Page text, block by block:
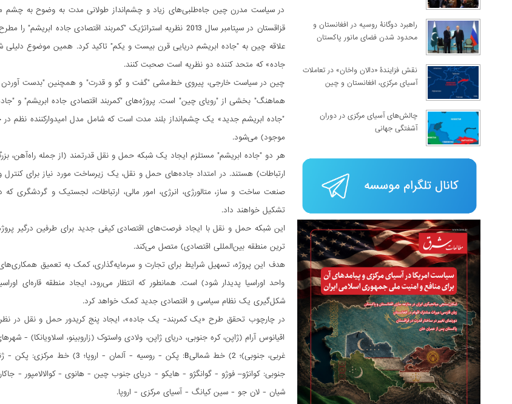
در سیاست مدرن چین جاه‌طلبی‌های زیاد و چشم‌انداز طولانی مدت به وضوح به
علاقه چین به "جاده ابریشم دریایی قرن بیست و یکم" تاکید کرد. همین موضوع دلیلی
جاده» که متحد کننده دو نظریه است صحبت کنند.
چین در سیاست خارجی، پیروی خط‌مشی "گفت و گو و قدرت" و همچنین "بدست آوردن
هماهنگ" بخشی از "رویای چین" است. پروژه‌های "کمربند اقتصادی جاده ابریشم" و
"جاده ابریشم جدید» یک چشم‌انداز بلند مدت است که شامل مدل امیدوارکننده نظم در
موجود) می‌شود.
هر دو "جاده ابریشم" مستلزم ایجاد یک شبکه حمل و نقل قدرتمند (از جمله راه‌آهن،
ارتباطات) هستند. در امتداد جاده‌های حمل و نقل، یک زیرساخت مورد نیاز برای
صنعت ساخت و ساز، متالورژی، انرژی، امور مالی، ارتباطات، لجستیک و گردشگری که
تشکیل خواهند داد.
این شبکه حمل و نقل با ایجاد فرصت‌های اقتصادی کیفی جدید برای طرفین درگیر
ترین منطقه بین‌المللی اقتصادی) متصل می‌کند.
هدف این پروژه، تسهیل شرایط برای تجارت و سرمایه‌گذاری، کمک به تعمیق
واحد اوراسیا پدیدار شود) است. همانطور که انتظار می‌رود، ایجاد منطقه قاره‌ای
شکل‌گیری یک نظام سیاسی و اقتصادی جدید کمک خواهد کرد.
اقیانوس آرام (ژاپن، کره جنوبی، دریای ژاپن، ولادی واستوک (زاروبینو،
شیان - لان جو - سین کیانگ - آسیای مرکزی - اروپا.
راهبرد دوگانۀ روسیه در افغانستان و
محدود شدن فضای مانور پاکستان
نقش فزایندۀ «دالان واخان» در تعاملات
آسیای مرکزی، افغانستان و چین
چالش‌های آسیای مرکزی در دوران
آشفتگی جهانی